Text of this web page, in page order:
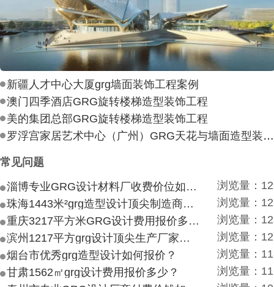
新疆人才中心大厦grg墙面装饰工程案例
澳门四季酒店GRG旋转楼梯造型装饰工程
美的集团总部GRG旋转楼梯造型装饰工程
罗浮宫家居艺术中心（广州）GRG天花与墙面造型装饰工程
常见问题
淄博专业GRG设计材料厂收费价位如何？
浏览量：
珠海1443米²grg造型设计顶尖制造商付费付费多少？
浏览量：
重庆3217平方米GRG设计费用报价多少？
浏览量：
滨州1217平方grg设计顶尖生产厂家价目如何？
浏览量：
烟台市优秀grg造型设计如何报价？
浏览量：
甘肃1562㎡grg设计费用报价多少？
浏览量：